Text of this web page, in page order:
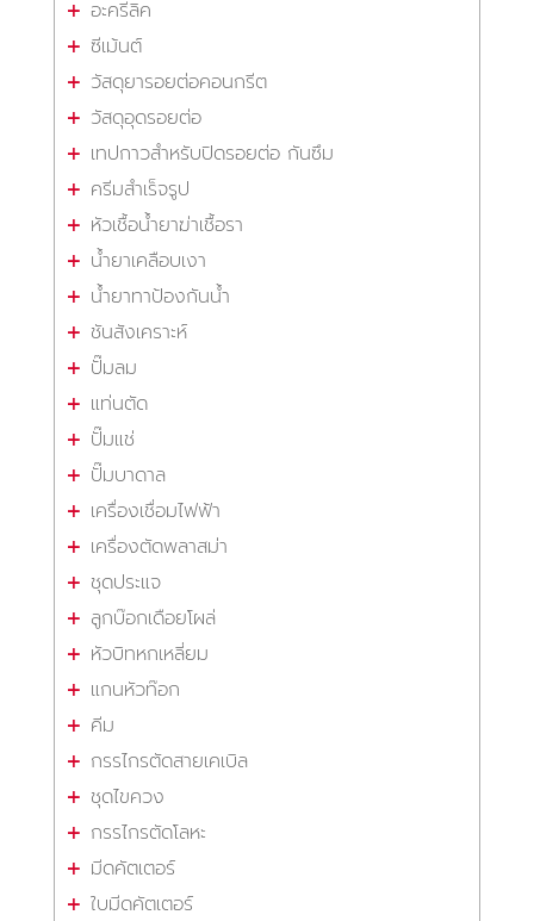
อะครีลิค
ซีเม้นต์
วัสดุยารอยต่อคอนกรีต
วัสดุอุดรอยต่อ
เทปกาวสำหรับปิดรอยต่อ กันซึม
ครีมสำเร็จรูป
หัวเชื้อน้ำยาฆ่าเชื้อรา
น้ำยาเคลือบเงา
น้ำยาทาป้องกันน้ำ
ชันสังเคราะห์
ปั๊มลม
แท่นตัด
ปั๊มแช่
ปั๊มบาดาล
เครื่องเชื่อมไฟฟ้า
เครื่องตัดพลาสม่า
ชุดประแจ
ลูกบ๊อกเดือยโผล่
หัวบิทหกเหลี่ยม
แกนหัวท๊อก
คีม
กรรไกรตัดสายเคเบิล
ชุดไขควง
กรรไกรตัดโลหะ
มีดคัตเตอร์
ใบมีดคัตเตอร์